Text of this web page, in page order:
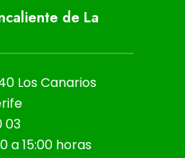
de La
Los Canarios
03
a 15:00 horas